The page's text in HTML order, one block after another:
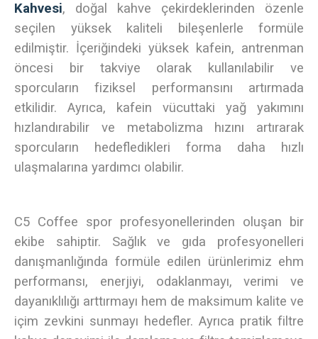
Kahvesi, doğal kahve çekirdeklerinden özenle
seçilen yüksek kaliteli bileşenlerle formüle
edilmiştir. İçeriğindeki yüksek kafein, antrenman
öncesi bir takviye olarak kullanılabilir ve
sporcuların fiziksel performansını artırmada
etkilidir. Ayrıca, kafein vücuttaki yağ yakımını
hızlandırabilir ve metabolizma hızını artırarak
sporcuların hedefledikleri forma daha hızlı
ulaşmalarına yardımcı olabilir.
C5 Coffee spor profesyonellerinden oluşan bir
ekibe sahiptir. Sağlık ve gıda profesyonelleri
danışmanlığında formüle edilen ürünlerimiz ehm
performansı, enerjiyi, odaklanmayı, verimi ve
dayanıklılığı arttırmayı hem de maksimum kalite ve
içim zevkini sunmayı hedefler. Ayrıca pratik filtre